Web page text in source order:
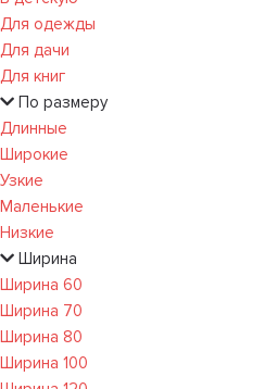
Для одежды
Для дачи
Для книг
По размеру
Длинные
Широкие
Узкие
Маленькие
Низкие
Ширина
Ширина 60
Ширина 70
Ширина 80
Ширина 100